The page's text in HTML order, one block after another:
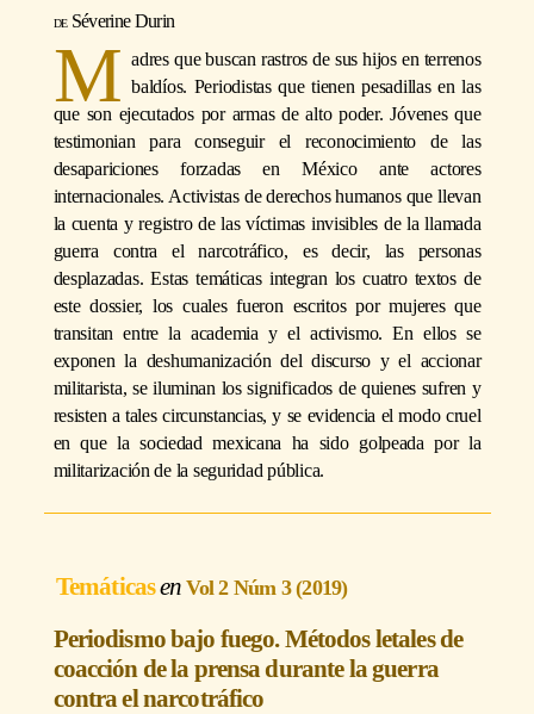
Séverine Durin
M adres que buscan rastros de sus hijos en terrenos
baldíos. Periodistas que tienen pesadillas en las
que son ejecutados por armas de alto poder. Jóvenes que
testimonian para conseguir el reconocimiento de las
desapariciones forzadas en México ante actores
internacionales. Activistas de derechos humanos que llevan
la cuenta y registro de las víctimas invisibles de la llamada
guerra contra el narcotráfico, es decir, las personas
desplazadas. Estas temáticas integran los cuatro textos de
este dossier, los cuales fueron escritos por mujeres que
transitan entre la academia y el activismo. En ellos se
exponen la deshumanización del discurso y el accionar
militarista, se iluminan los significados de quienes sufren y
resisten a tales circunstancias, y se evidencia el modo cruel
en que la sociedad mexicana ha sido golpeada por la
militarización de la seguridad pública.
Temáticas Vol 2 Núm 3 (2019)
Periodismo bajo fuego. Métodos letales de
coacción de la prensa durante la guerra
contra el narcotráfico